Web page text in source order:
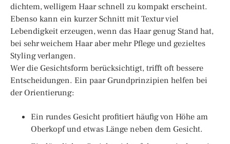
dichtem, welligem Haar schnell zu kompakt erscheint.
Ebenso kann ein kurzer Schnitt mit Textur viel
Lebendigkeit erzeugen, wenn das Haar genug Stand hat,
bei sehr weichem Haar aber mehr Pflege und gezieltes
Styling verlangen.
Wer die Gesichtsform berücksichtigt, trifft oft bessere
Entscheidungen. Ein paar Grundprinzipien helfen bei
der Orientierung:
Ein rundes Gesicht profitiert häufig von Höhe am
Oberkopf und etwas Länge neben dem Gesicht.